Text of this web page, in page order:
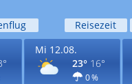
Reisezeit
Mi 12.08.
23° 16°
0 %